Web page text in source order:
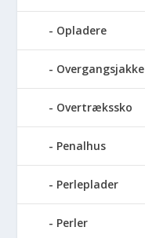
Opladere
Overgangsjakke
Overtrækssko
Penalhus
Perleplader
Perler